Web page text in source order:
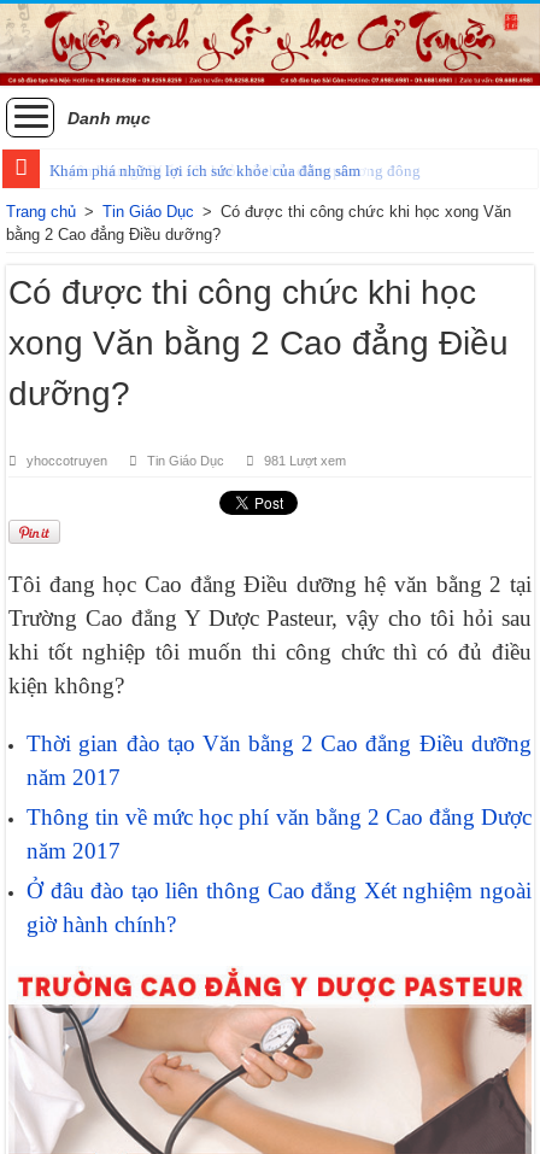
Danh mục
Khám phá những lợi ích sức khỏe của đằng sâm
Xuyên khung: Bí ẩn sức khỏe từ thảo dược phương đông
Trang chủ > Tin Giáo Dục > Có được thi công chức khi học xong Văn
bằng 2 Cao đẳng Điều dưỡng?
Có được thi công chức khi học
xong Văn bằng 2 Cao đẳng Điều
dưỡng?
yhoccotruyen Tin Giáo Dục 981 Lượt xem
Tôi đang học Cao đẳng Điều dưỡng hệ văn bằng 2 tại
Trường Cao đẳng Y Dược Pasteur, vậy cho tôi hỏi sau
khi tốt nghiệp tôi muốn thi công chức thì có đủ điều
kiện không?
Thời gian đào tạo Văn bằng 2 Cao đẳng Điều dưỡng
năm 2017
Thông tin về mức học phí văn bằng 2 Cao đẳng Dược
năm 2017
Ở đâu đào tạo liên thông Cao đẳng Xét nghiệm ngoài
giờ hành chính?